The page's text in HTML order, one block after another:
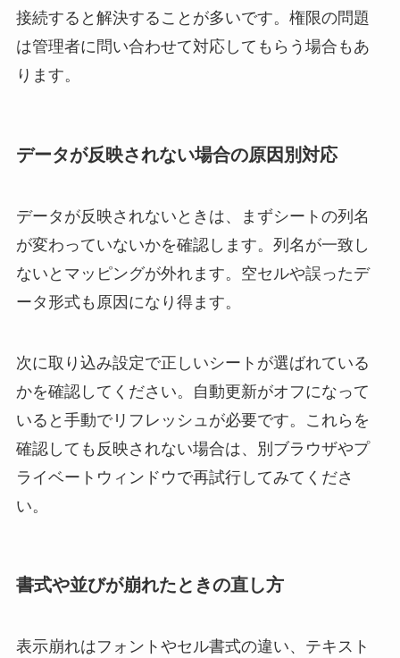
接続すると解決することが多いです。権限の問題
は管理者に問い合わせて対応してもらう場合もあ
ります。
データが反映されない場合の原因別対応
データが反映されないときは、まずシートの列名
が変わっていないかを確認します。列名が一致し
ないとマッピングが外れます。空セルや誤ったデ
ータ形式も原因になり得ます。
次に取り込み設定で正しいシートが選ばれている
かを確認してください。自動更新がオフになって
いると手動でリフレッシュが必要です。これらを
確認しても反映されない場合は、別ブラウザやプ
ライベートウィンドウで再試行してみてくださ
い。
書式や並びが崩れたときの直し方
表示崩れはフォントやセル書式の違い、テキスト